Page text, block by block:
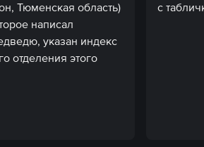
Тюменская область)
написал
указан индекс
отделения этого
с